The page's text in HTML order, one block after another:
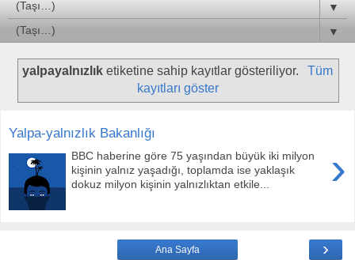
▼
▼
yalpayalnızlık etiketine sahip kayıtlar gösteriliyor.
Tüm
kayıtları göster
Yalpa-yalnızlık Bakanlığı
›
BBC haberine göre 75 yaşından büyük iki milyon
kişinin yalnız yaşadığı, toplamda ise yaklaşık
dokuz milyon kişinin yalnızlıktan etkile...
›
Ana Sayfa